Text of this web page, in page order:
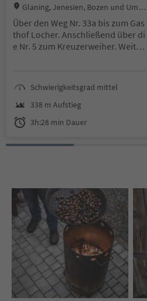
Location:
Glaning, Jenesien, Bozen und Umg
ebung
Über den Weg Nr. 33a bis zum Gas
thof Locher. Anschließend über di
e Nr. 5 zum Kreuzerweiher. Weiter
und dann über Weg Nr. 5 und 9 na
ch Bozen, zur Alten Grieser Pfarrk
irche. Gehzeit: 3 h 05 min - Höhen
meter: 306 m - 1.000 m
Schwierigkeitsgrad mittel
338 m Aufstieg
3h:28 min Dauer